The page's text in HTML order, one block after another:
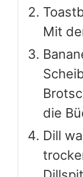
Auf
Auf